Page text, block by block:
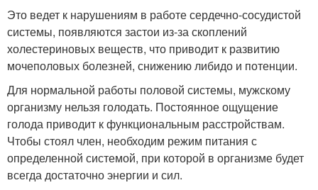
Это ведет к нарушениям в работе сердечно-сосудистой
системы, появляются застои из-за скоплений
холестериновых веществ, что приводит к развитию
мочеполовых болезней, снижению либидо и потенции.
Для нормальной работы половой системы, мужскому
организму нельзя голодать. Постоянное ощущение
голода приводит к функциональным расстройствам.
Чтобы стоял член, необходим режим питания с
определенной системой, при которой в организме будет
всегда достаточно энергии и сил.